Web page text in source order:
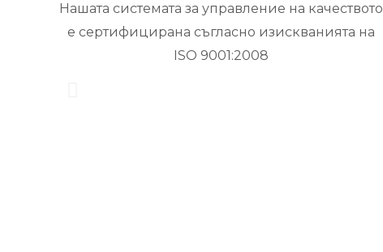
Нашата системата за управление на качеството
е сертифицирана съгласно изискванията на
ISO 9001:2008